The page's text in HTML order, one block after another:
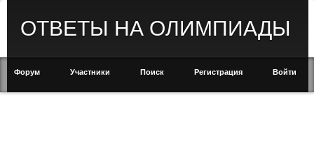
ОТВЕТЫ НА ОЛИМПИАДЫ
Форум Участники Поиск Регистрация Войти